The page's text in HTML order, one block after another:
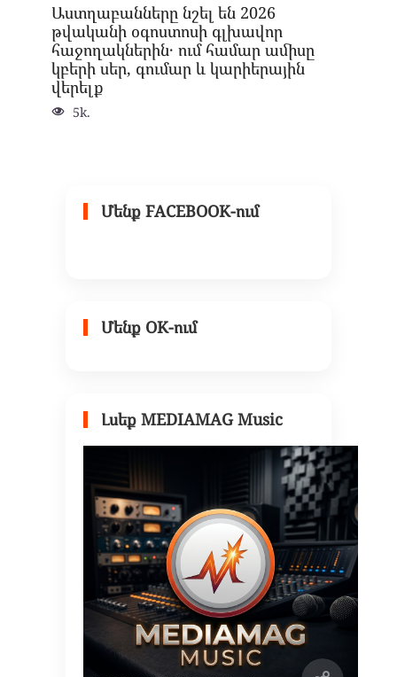
Աստղաբանները նշել են 2026
թվականի օգոստոսի գլխավոր
հաջողակներին․ ում համար ամիսը
կբերի սեր, գումար և կարիերային
վերելք
5k.
Մենք FACEBOOK-ում
Մենք OK-ում
Լսեք MEDIAMAG Music